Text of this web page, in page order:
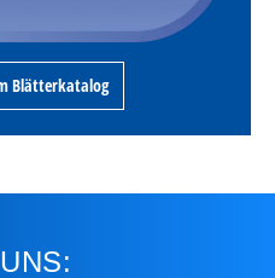
Blätterkatalog